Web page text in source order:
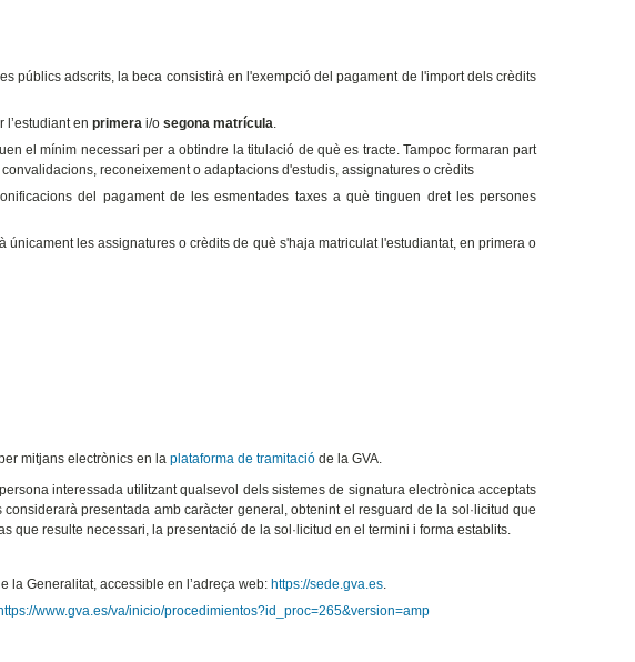
públics adscrits, la beca consistirà en l'exempció del pagament de l'import dels crèdits
l’estudiant en primera i/o segona matrícula.
el mínim necessari per a obtindre la titulació de què es tracte. Tampoc formaran part
reconeixement o adaptacions d'estudis, assignatures o crèdits
del pagament de les esmentades taxes a què tinguen dret les persones
les assignatures o crèdits de què s'haja matriculat l'estudiantat, en primera o
mitjans electrònics en la plataforma de tramitacióde la GVA.
interessada utilitzant qualsevol dels sistemes de signatura electrònica acceptats
presentada amb caràcter general, obtenint el resguard de la sol·licitud que
que resulte necessari, la presentació de la sol·licitud en el termini i forma establits.
la Generalitat, accessible en l’adreça web: https://sede.gva.es.
www.gva.es/va/inicio/procedimientos?id_proc=265&version=amp